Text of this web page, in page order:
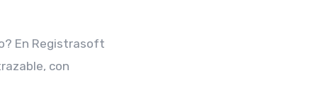
En Registrasoft
con